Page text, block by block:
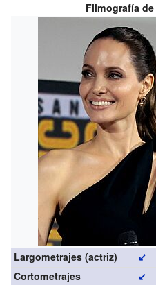
Filmografía de
↙
Largometrajes (actriz)
↙
Cortometrajes